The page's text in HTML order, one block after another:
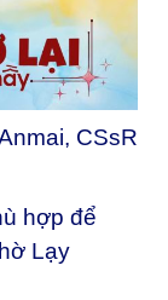
CSsR
hợp để
Lạy